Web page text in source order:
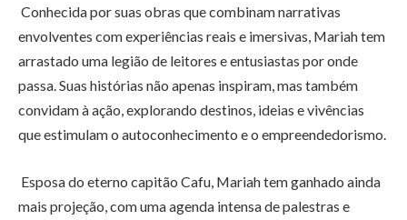
Conhecida por suas obras que combinam narrativas
envolventes com experiências reais e imersivas, Mariah tem
arrastado uma legião de leitores e entusiastas por onde
passa. Suas histórias não apenas inspiram, mas também
convidam à ação, explorando destinos, ideias e vivências
que estimulam o autoconhecimento e o empreendedorismo.
Esposa do eterno capitão Cafu, Mariah tem ganhado ainda
mais projeção, com uma agenda intensa de palestras e